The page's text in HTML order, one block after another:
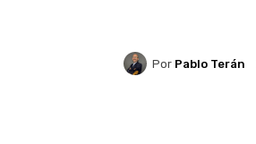
Por Pablo Terán